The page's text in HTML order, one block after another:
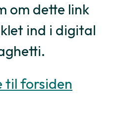
om dette link
ind i digital
til forsiden